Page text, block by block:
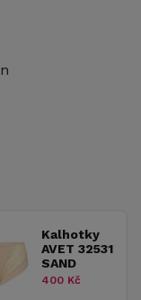
Kalhotky
AVET 32531
SAND
400 Kč